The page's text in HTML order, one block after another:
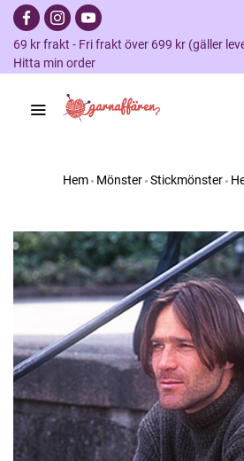
69 kr frakt - Fri frakt över 699 kr (gäller
Hitta min order
Hem Mönster Stickmönster